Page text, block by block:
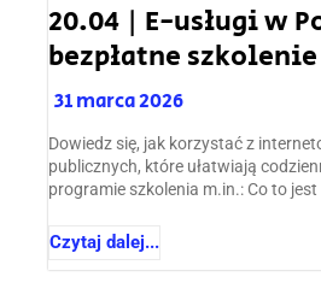
20.04 | E-usługi w
bezpłatne szkolenie
31 marca 2026
Dowiedz się, jak korzystać z
publicznych, które ułatwiają
programie szkolenia m.in.: Co to
Czytaj dalej...